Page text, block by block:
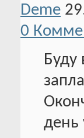
Deme
0
Буду
день